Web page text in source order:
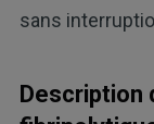
sans
Description